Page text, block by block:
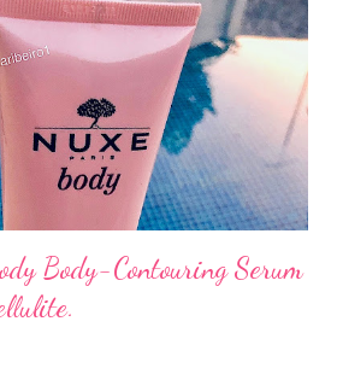
Body-Contouring Serum